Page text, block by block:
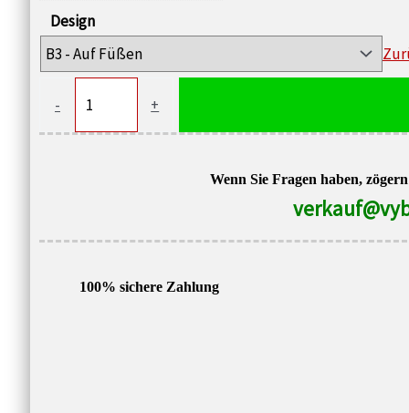
Design
-
0,12
kW,
1AL-
+
Wenn Sie Fragen haben,
100% sichere Zahlung